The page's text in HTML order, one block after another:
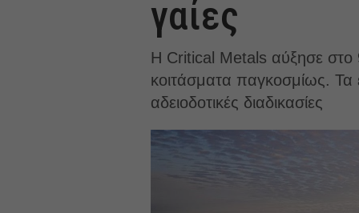
γαίες
Η Critical Metals αύξησε στο
κοιτάσματα παγκοσμίως. Τα
αδειοδοτικές διαδικασίες